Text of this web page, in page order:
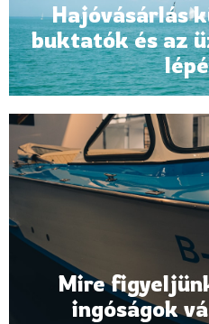
Hajóvásárlás
buktatók és az
Mire
ingóságok